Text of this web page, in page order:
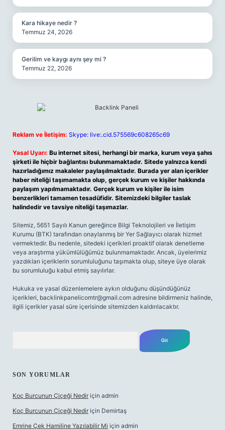
Kara hikaye nedir ?
Temmuz 24, 2026
Gerilim ve kaygı aynı şey mi ?
Temmuz 22, 2026
Reklam ve İletişim: Skype: live:.cid.575569c608265c69
Yasal Uyarı: Bu internet sitesi, herhangi bir marka, kurum veya şahıs
şirketi ile hiçbir bağlantısı bulunmamaktadır. Sitede yalnızca kendi
hazırladığımız makaleler paylaşılmaktadır. Burada yer alan içerikler
haber niteliği taşımamakta olup, gerçek kurum ve kişiler hakkında
paylaşım yapılmamaktadır. Gerçek kurum ve kişiler ile isim
benzerlikleri tamamen tesadüfidir. Sitemizdeki bilgiler taslak
halindedir ve tavsiye niteliği taşımazlar.
Sitemiz, 5651 Sayılı Kanun gereğince Bilgi Teknolojileri ve İletişim
Kurumu (BTK) tarafından onaylanmış bir Yer Sağlayıcı olarak hizmet
vermektedir. Bu nedenle, sitedeki içerikleri proaktif olarak denetleme
veya araştırma yükümlülüğümüz bulunmamaktadır. Ancak, üyelerimiz
yazdıkları içeriklerin sorumluluğunu taşımakta olup, siteye üye olarak
bu sorumluluğu kabul etmiş sayılırlar.
Hukuka ve yasal düzenlemelere aykırı olduğunu düşündüğünüz
içerikleri, backlinkpanelicomtr@gmail.com adresine bildirmeniz halinde,
ilgili içerikler yasal süre içerisinde sitemizden kaldırılacaktır.
SON YORUMLAR
Koç Burcunun Çiçeği Nedir için admin
Koç Burcunun Çiçeği Nedir için Demirtaş
Emrine Çek Hamiline Yazılabilir Mi için admin